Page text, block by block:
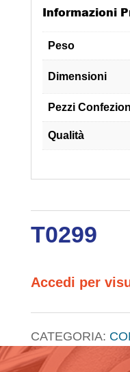
Informazioni
Peso
Dimensioni
Pezzi
Qualità
T0299
Accedi per
CATEGORIA: